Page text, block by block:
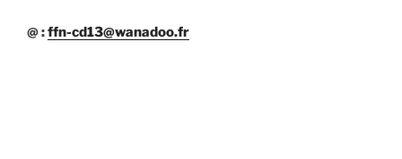
@ :ffn-cd13@wanadoo.fr